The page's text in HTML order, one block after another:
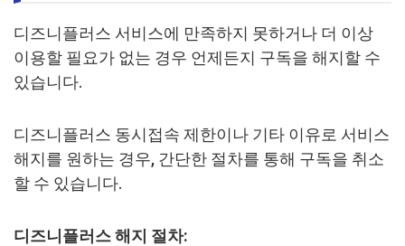
디즈니플러스 서비스에 만족하지 못하거나 더 이상
이용할 필요가 없는 경우 언제든지 구독을 해지할 수
있습니다.
디즈니플러스 동시접속 제한이나 기타 이유로 서비스
해지를 원하는 경우, 간단한 절차를 통해 구독을 취소
할 수 있습니다.
디즈니플러스 해지 절차: